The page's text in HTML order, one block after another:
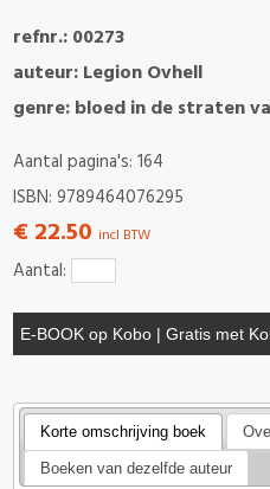
refnr.: 00273
auteur: Legion Ovhell
genre: bloed in de straten
Aantal pagina's: 164
ISBN: 9789464076295
€ 22.50 incl BTW
Aantal:
E-BOOK op Kobo | Gratis met
Korte omschrijving boek
Boeken van dezelfde auteur